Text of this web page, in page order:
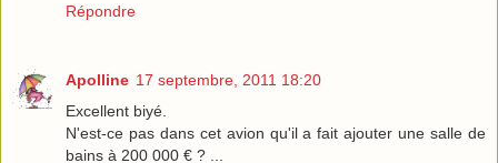
Répondre
Apolline 17 septembre, 2011 18:20
Excellent biyé.
N'est-ce pas dans cet avion qu'il a fait ajouter une salle de
bains à 200 000 € ? ...